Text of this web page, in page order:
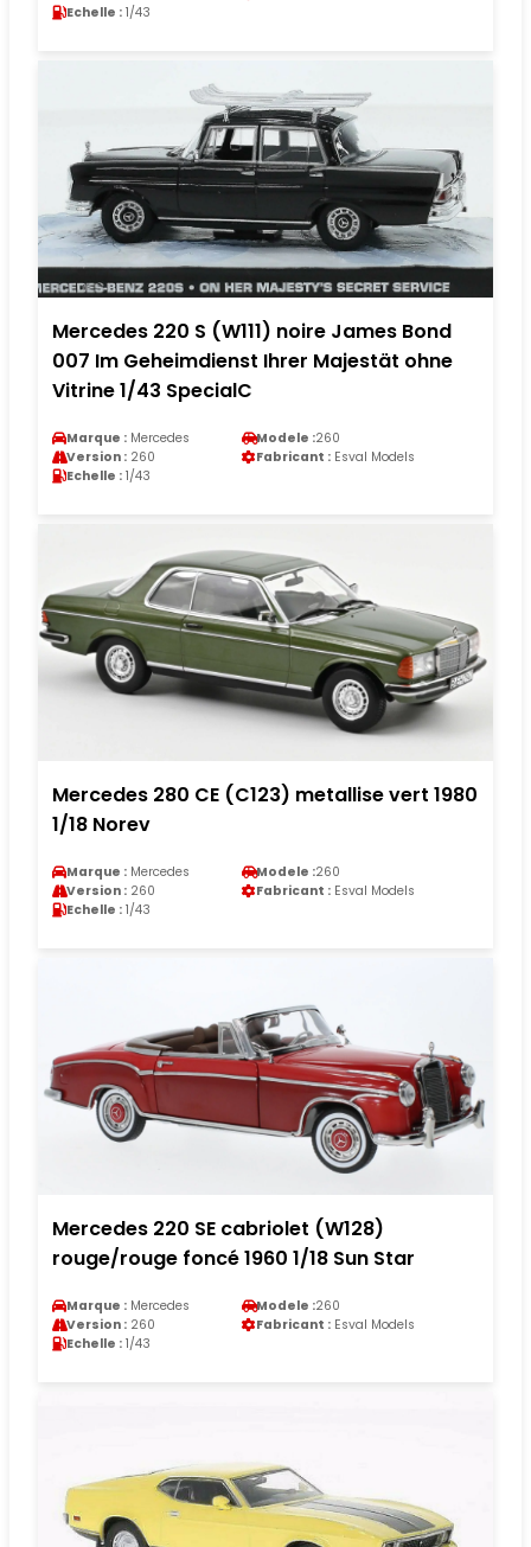
Echelle : 1/43
Mercedes 220 S (W111) noire James Bond
007 Im Geheimdienst Ihrer Majestät ohne
Vitrine 1/43 SpecialC
Marque : Mercedes Modele :260
Version : 260 Fabricant : Esval Models
Echelle : 1/43
Mercedes 280 CE (C123) metallise vert 1980
1/18 Norev
Marque : Mercedes Modele :260
Version : 260 Fabricant : Esval Models
Echelle : 1/43
Mercedes 220 SE cabriolet (W128)
rouge/rouge foncé 1960 1/18 Sun Star
Marque : Mercedes Modele :260
Version : 260 Fabricant : Esval Models
Echelle : 1/43